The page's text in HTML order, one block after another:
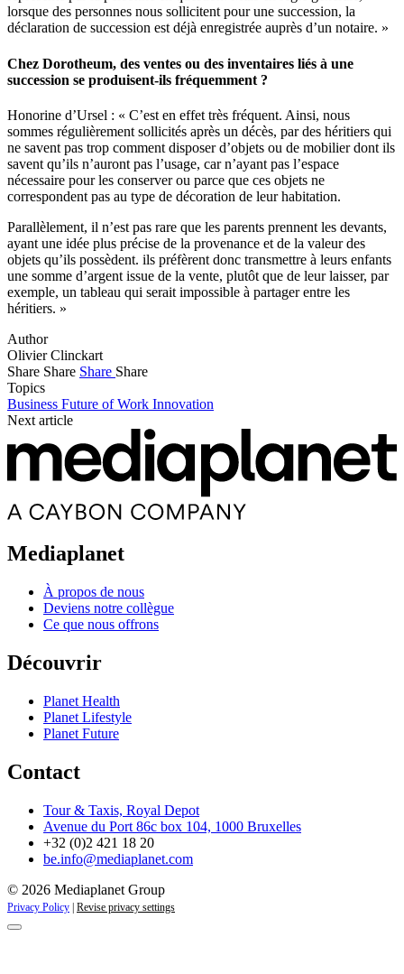
lorsque des personnes nous sollicitent pour une succession, la
déclaration de succession est déjà enregistrée auprès d’un notaire. »
Chez Dorotheum, des ventes ou des inventaires liés à une
succession se produisent-ils fréquemment ?
Honorine d’Ursel : « C’est en effet très fréquent. Ainsi, nous
sommes régulièrement sollicités après un décès, par des héritiers qui
ne savent pas trop comment disposer d’objets ou de mobilier dont ils
savent qu’ils n’auront pas l’usage, car n’ayant pas l’espace
nécessaire pour les conserver ou parce que ces objets ne
correspondent pas au type de décoration de leur habitation.
Parallèlement, il n’est pas rare que les parents prennent les devants,
ayant une idée plus précise de la provenance et de la valeur des
objets qu’ils possèdent. ils préfèrent donc transmettre à leurs enfants
une somme d’argent issue de la vente, plutôt que de leur laisser, par
exemple, un tableau qui serait impossible à partager entre les
héritiers. »
Author
Olivier Clinckart
Share Share Share Share
Topics
Business Future of Work Innovation
Next article
Mediaplanet
À propos de nous
Deviens notre collègue
Ce que nous offrons
Découvrir
Planet Health
Planet Lifestyle
Planet Future
Contact
Tour & Taxis, Royal Depot
Avenue du Port 86c box 104, 1000 Bruxelles
+32 (0)2 421 18 20
be.info@mediaplanet.com
© 2026 Mediaplanet Group
Privacy Policy | Revise privacy settings